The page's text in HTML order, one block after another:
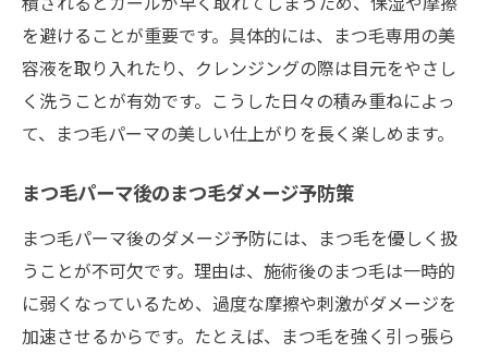
を避けることが重要です。具体的には、まつ毛専用の美
容液を取り入れたり、クレンジングの際は目元をやさし
く洗うことが有効です。こうした日々の積み重ねによっ
て、まつ毛パーマの美しい仕上がりを長く楽しめます。
まつ毛パーマ後のまつ毛ダメージ予防策
まつ毛パーマ後のダメージ予防には、まつ毛を優しく扱
うことが不可欠です。理由は、施術後のまつ毛は一時的
に弱くなっているため、過度な摩擦や刺激がダメージを
加速させるからです。たとえば、まつ毛を強く引っ張ら